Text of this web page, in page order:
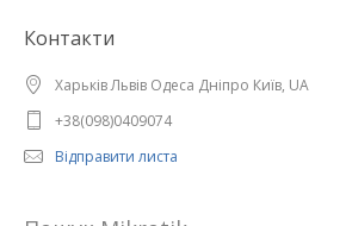
Контакти
Харьків Львів Одеса Дніпро Київ, UA
+38(098)0409074
Відправити листа